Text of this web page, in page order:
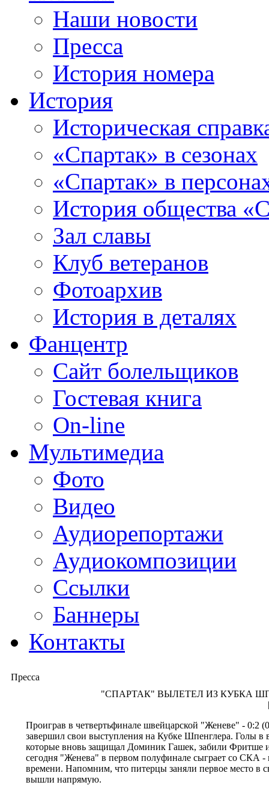
Наши новости
Пресса
История номера
История
Историческая
«Спартак» в сезонах
«Спартак» в
История общества
Зал славы
Клуб ветеранов
Фотоархив
История в деталях
Фанцентр
Сайт болельщиков
Гостевая книга
On-line
Мультимедиа
Фото
Видео
Аудиорепортажи
Аудиокомпозиции
Ссылки
Баннеры
Контакты
Пресса
"СПАРТАК" ВЫЛЕТЕЛ ИЗ КУБКА
Проиграв в четвертьфинале швейцарской "Женеве" - 0:2
завершил свои выступления на Кубке Шпенглера. Голы в
которые вновь защищал Доминик Гашек, забили Фритше
сегодня "Женева" в первом полуфинале сыграет со СКА -
времени. Напомним, что питерцы заняли первое место в
вышли напрямую.